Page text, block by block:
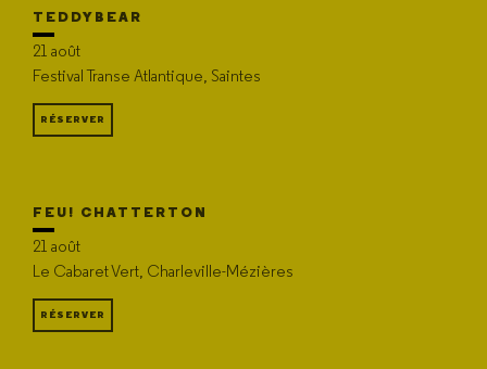
TEDDYBEAR
21 août
Festival Transe Atlantique, Saintes
RÉSERVER
FEU! CHATTERTON
21 août
Le Cabaret Vert, Charleville-Mézières
RÉSERVER